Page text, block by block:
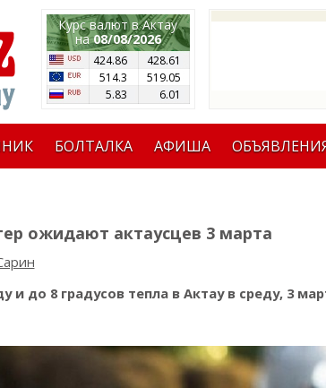
Курс валют в Актау
на08/08/2026
424.86
428.61
514.3
519.05
5.83
6.01
БОЛТАЛКА АФИША
ожидают актаусцев 3 марта
до 8 градусов тепла в Актау в среду, 3